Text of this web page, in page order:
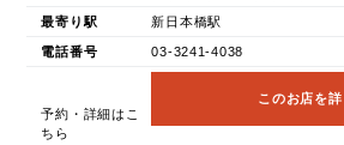
最寄り駅 新日本橋駅
電話番号 03-3241-4038
予約・詳細はこ
ちら
このお店を